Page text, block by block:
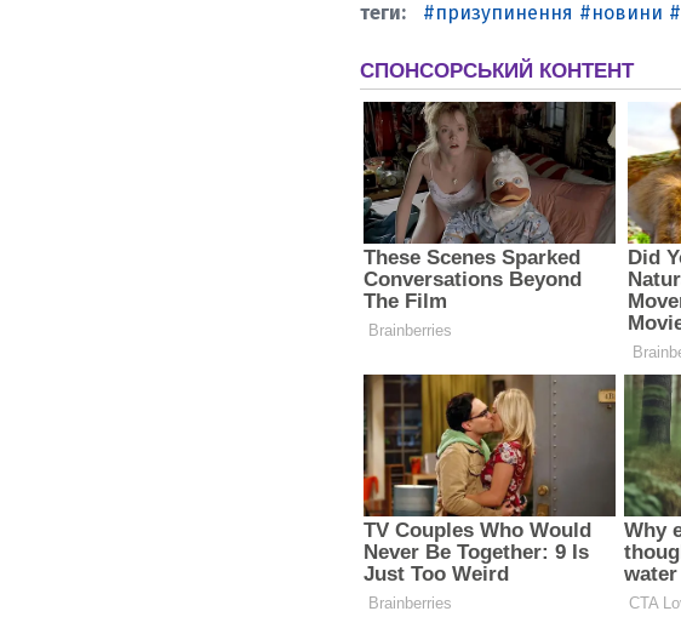
призупинення новини